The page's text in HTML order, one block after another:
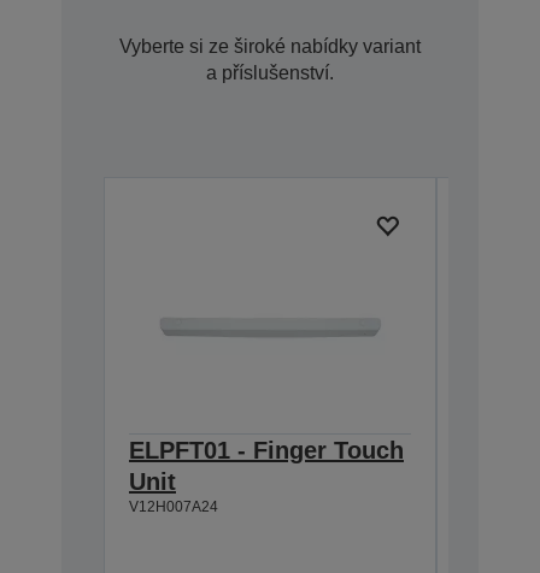
Vyberte si ze široké nabídky variant
a příslušenství.
ELPFT01 - Finger Touch
Unit
V12H007A24